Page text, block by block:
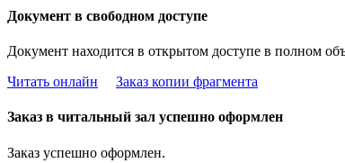
Документ в свободном доступе
Документ находится в открытом доступе в полном
Читать онлайн
Заказ копии фрагмента
Заказ в читальный зал успешно оформлен
Заказ успешно оформлен.